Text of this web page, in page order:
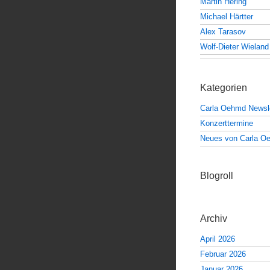
Michael Härtter
Alex Tarasov
Wolf-Dieter Wieland
Kategorien
Carla Oehmd
Konzerttermine
Neues von Carla
Blogroll
Archiv
April 2026
Februar 2026